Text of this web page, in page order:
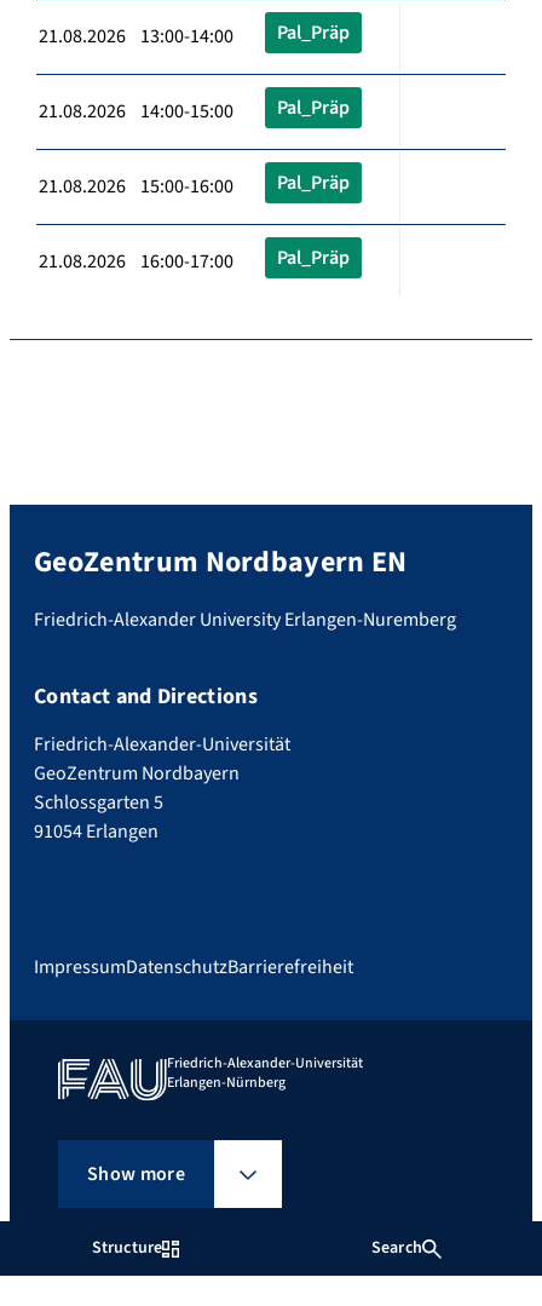
Structure Search
21.08.2026 13:00-14:00 Pal_Präp
21.08.2026 14:00-15:00 Pal_Präp
21.08.2026 15:00-16:00 Pal_Präp
21.08.2026 16:00-17:00 Pal_Präp
GeoZentrum Nordbayern EN
Friedrich-Alexander University Erlangen-Nuremberg
Contact and Directions
Friedrich-Alexander-Universität
GeoZentrum Nordbayern
Schlossgarten 5
91054 Erlangen
ImpressumDatenschutzBarrierefreiheit
Friedrich-Alexander-Universität
Erlangen-Nürnberg
Show more